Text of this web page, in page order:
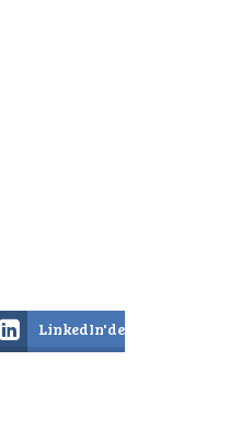
LinkedIn'de